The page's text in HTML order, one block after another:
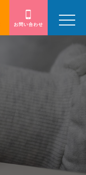
お問い合わせ
toggle